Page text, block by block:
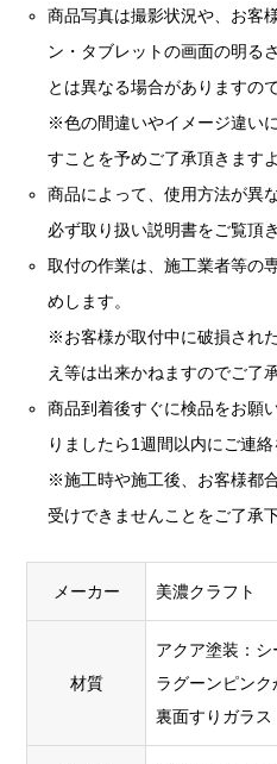
商品写真は撮影状況や、お客
ン・タブレットの画面の明る
とは異なる場合がありますの
※色の間違いやイメージ違い
すことを予めご了承頂きます
商品によって、使用方法が異
必ず取り扱い説明書をご覧頂
取付の作業は、施工業者等の
めします。
※お客様が取付中に破損され
え等は出来かねますのでご了
商品到着後すぐに検品をお願
りましたら1週間以内にご連絡
※施工時や施工後、お客様都
受けできませんことをご了承下
メーカー 美濃クラフト
材質
アクア塗装：シ
ラグーンピン
裏面すりガラス